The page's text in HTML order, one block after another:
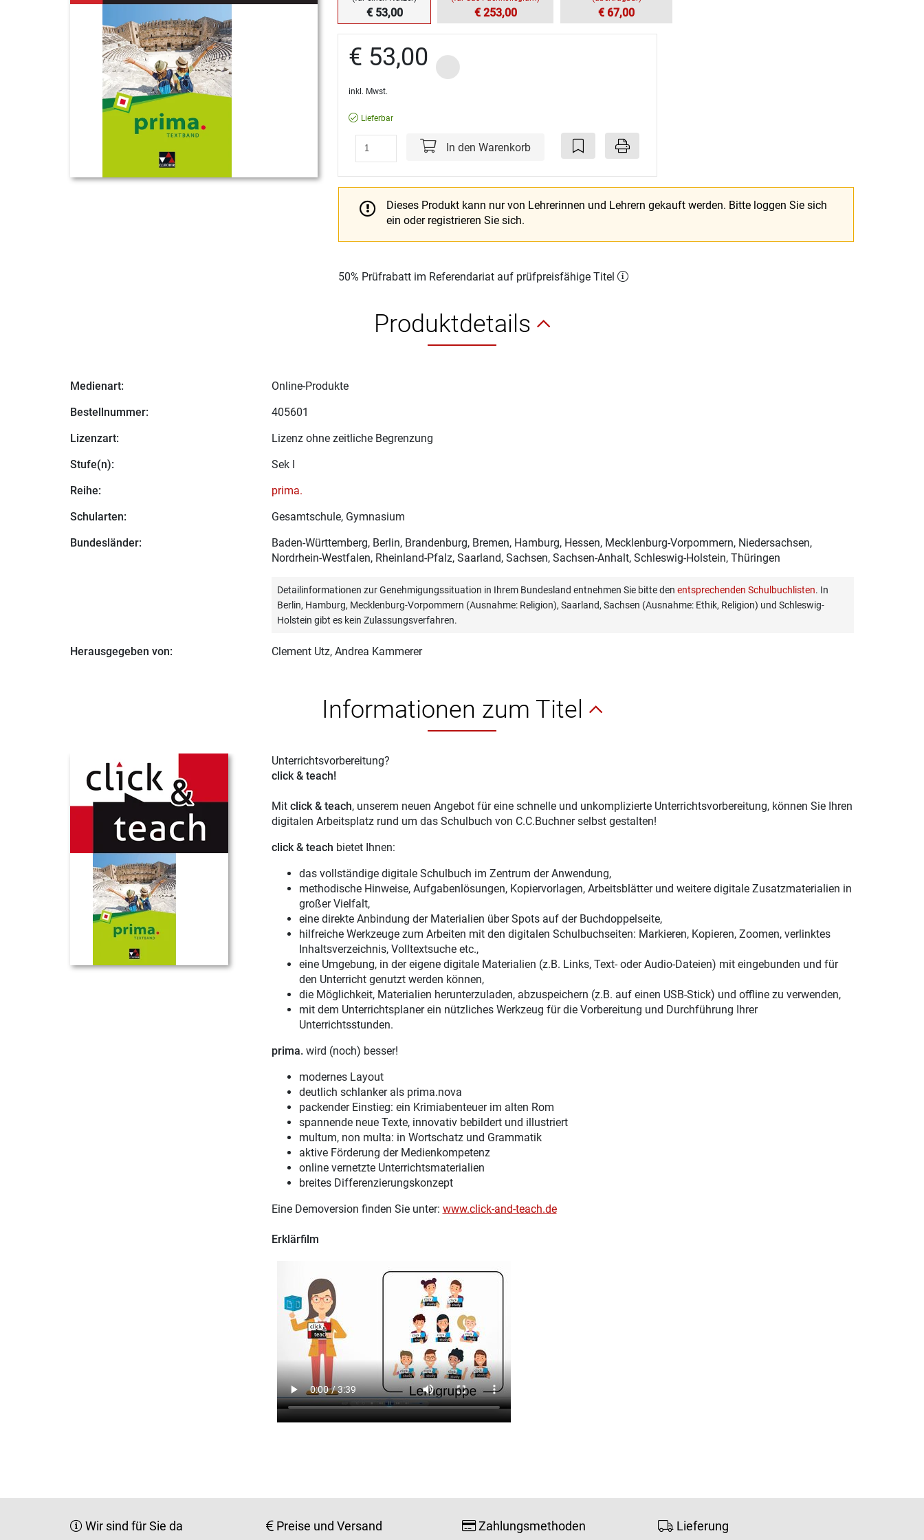
€ 53,00 € 253,00 € 67,00
€ 53,00
inkl. Mwst.
Lieferbar
In den Warenkorb
Dieses Produkt kann nur von Lehrerinnen und Lehrern gekauft werden. Bitte loggen Sie sich
ein oder registrieren Sie sich.
50% Prüfrabatt im Referendariat auf prüfpreisfähige Titel
Produktdetails
Medienart:
Online-Produkte
Bestellnummer:
405601
Lizenzart:
Lizenz ohne zeitliche Begrenzung
Stufe(n):
Sek I
Reihe:
prima.
Schularten:
Gesamtschule, Gymnasium
Bundesländer:
Baden-Württemberg, Berlin, Brandenburg, Bremen, Hamburg, Hessen, Mecklenburg-Vorpommern, Niedersachsen,
Nordrhein-Westfalen, Rheinland-Pfalz, Saarland, Sachsen, Sachsen-Anhalt, Schleswig-Holstein, Thüringen
Detailinformationen zur Genehmigungssituation in Ihrem Bundesland entnehmen Sie bitte den entsprechenden Schulbuchlisten. In
Berlin, Hamburg, Mecklenburg-Vorpommern (Ausnahme: Religion), Saarland, Sachsen (Ausnahme: Ethik, Religion) und Schleswig-
Holstein gibt es kein Zulassungsverfahren.
Herausgegeben von: Clement Utz, Andrea Kammerer
Informationen zum Titel
Unterrichtsvorbereitung?
click & teach!
Mit click & teach, unserem neuen Angebot für eine schnelle und unkomplizierte Unterrichtsvorbereitung, können Sie Ihren
digitalen Arbeitsplatz rund um das Schulbuch von C.C.Buchner selbst gestalten!
click & teach bietet Ihnen:
das vollständige digitale Schulbuch im Zentrum der Anwendung,
methodische Hinweise, Aufgabenlösungen, Kopiervorlagen, Arbeitsblätter und weitere digitale Zusatzmaterialien in
großer Vielfalt,
eine direkte Anbindung der Materialien über Spots auf der Buchdoppelseite,
hilfreiche Werkzeuge zum Arbeiten mit den digitalen Schulbuchseiten: Markieren, Kopieren, Zoomen, verlinktes
Inhaltsverzeichnis, Volltextsuche etc.,
eine Umgebung, in der eigene digitale Materialien (z.B. Links, Text- oder Audio-Dateien) mit eingebunden und für
den Unterricht genutzt werden können,
die Möglichkeit, Materialien herunterzuladen, abzuspeichern (z.B. auf einen USB-Stick) und offline zu verwenden,
mit dem Unterrichtsplaner ein nützliches Werkzeug für die Vorbereitung und Durchführung Ihrer
Unterrichtsstunden.
prima.wird (noch) besser!
modernes Layout
deutlich schlanker als prima.nova
packender Einstieg: ein Krimiabenteuer im alten Rom
spannende neue Texte, innovativ bebildert und illustriert
multum, non multa: in Wortschatz und Grammatik
aktive Förderung der Medienkompetenz
online vernetzte Unterrichtsmaterialien
breites Differenzierungskonzept
Eine Demoversion finden Sie unter: www.click-and-teach.de
Erklärfilm
Wir sind für Sie da Preise und Versand Zahlungsmethoden Lieferung